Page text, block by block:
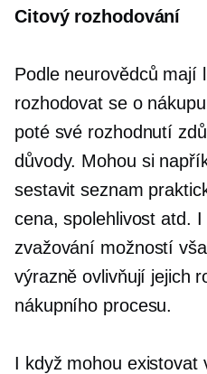
Citový rozhodování
Podle neurovědců mají
rozhodovat se o
poté své rozhodnutí
důvody. Mohou si
sestavit seznam
cena, spolehlivost atd.
zvažování možností
výrazně ovlivňují jejich
nákupního procesu.
I když mohou existovat